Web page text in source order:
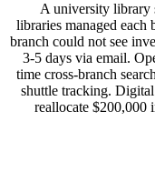
A university library
libraries managed each
branch could not see
3-5 days via email.
time cross-branch
shuttle tracking.
reallocate $200,000